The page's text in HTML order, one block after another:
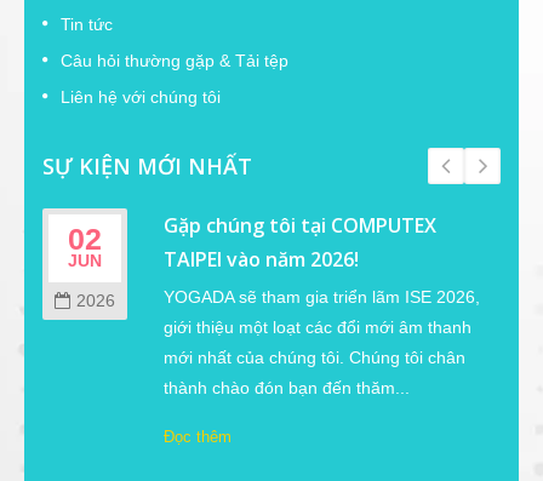
Tin tức
Câu hỏi thường gặp & Tải tệp
Liên hệ với chúng tôi
SỰ KIỆN MỚI NHẤT
02
JUN
2026
Gặp chúng tôi tại COMPUTEX
TAIPEI vào năm 2026!
YOGADA sẽ tham gia triển lãm ISE 2026,
giới thiệu một loạt các đổi mới âm thanh
mới nhất của chúng tôi. Chúng tôi chân
thành chào đón bạn đến thăm...
Đọc thêm